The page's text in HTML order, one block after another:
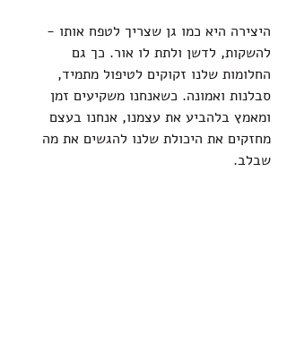
היצירה היא כמו גן שצריך לטפח אותו -
להשקות, לדשן ולתת לו אור. כך גם
החלומות שלנו זקוקים לטיפול מתמיד,
סבלנות ואמונה. כשאנחנו משקיעים זמן
ומאמץ בלהביע את עצמנו, אנחנו בעצם
מחזקים את היכולת שלנו להגשים את מה
שבלב.